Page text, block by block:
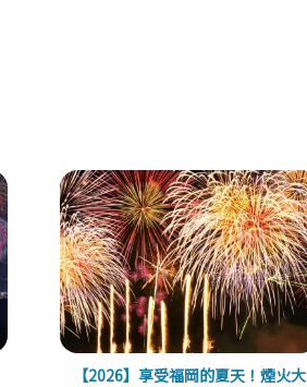
【2026】享受福岡的夏天！煙火大